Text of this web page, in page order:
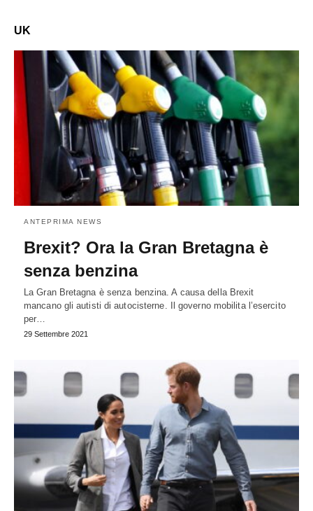
UK
ANTEPRIMA NEWS
Brexit? Ora la Gran Bretagna è
senza benzina
La Gran Bretagna è senza benzina. A causa della Brexit
mancano gli autisti di autocisterne. Il governo mobilita l’esercito
per…
29 Settembre 2021